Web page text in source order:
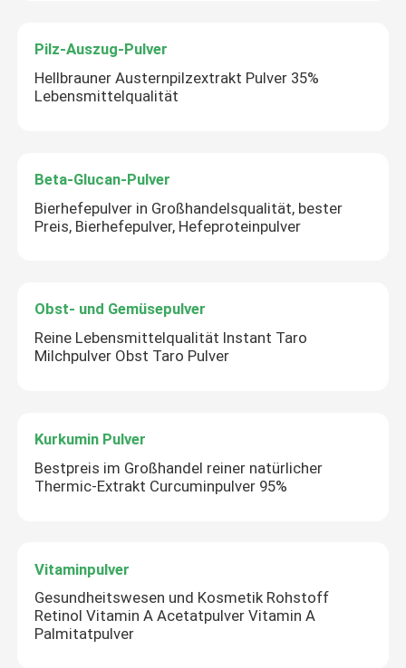
Pilz-Auszug-Pulver
Hellbrauner Austernpilzextrakt Pulver 35%
Lebensmittelqualität
Beta-Glucan-Pulver
Bierhefepulver in Großhandelsqualität, bester
Preis, Bierhefepulver, Hefeproteinpulver
Obst- und Gemüsepulver
Reine Lebensmittelqualität Instant Taro
Milchpulver Obst Taro Pulver
Kurkumin Pulver
Bestpreis im Großhandel reiner natürlicher
Thermic-Extrakt Curcuminpulver 95%
Vitaminpulver
Gesundheitswesen und Kosmetik Rohstoff
Retinol Vitamin A Acetatpulver Vitamin A
Palmitatpulver